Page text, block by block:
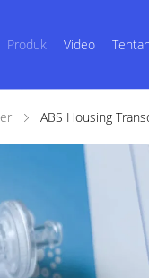
Produk Video
ABS Housing